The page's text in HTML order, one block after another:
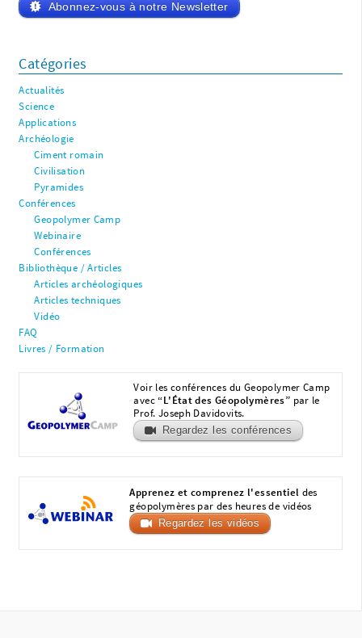
Abonnez-vous à notre Newsletter
Catégories
Actualités
Science
Applications
Archéologie
Ciment romain
Civilisation
Pyramides
Conférences
Geopolymer Camp
Webinaire
Conférences
Bibliothèque / Articles
Articles archéologiques
Articles techniques
Vidéo
FAQ
Livres / Formation
Voir les conférences du Geopolymer Camp
avec“L'État des Géopolymères” par le
Prof. Joseph Davidovits.
Regardez les conférences
Apprenez et comprenez l'essentiel des
géopolymères par des heures de vidéos
Regardez les vidéos